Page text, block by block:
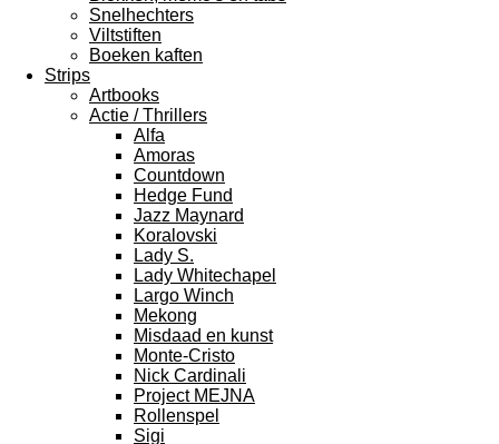
Snelhechters
Viltstiften
Boeken kaften
Strips
Artbooks
Actie / Thrillers
Alfa
Amoras
Countdown
Hedge Fund
Jazz Maynard
Koralovski
Lady S.
Lady Whitechapel
Largo Winch
Mekong
Misdaad en kunst
Monte-Cristo
Nick Cardinali
Project MEJNA
Rollenspel
Sigi